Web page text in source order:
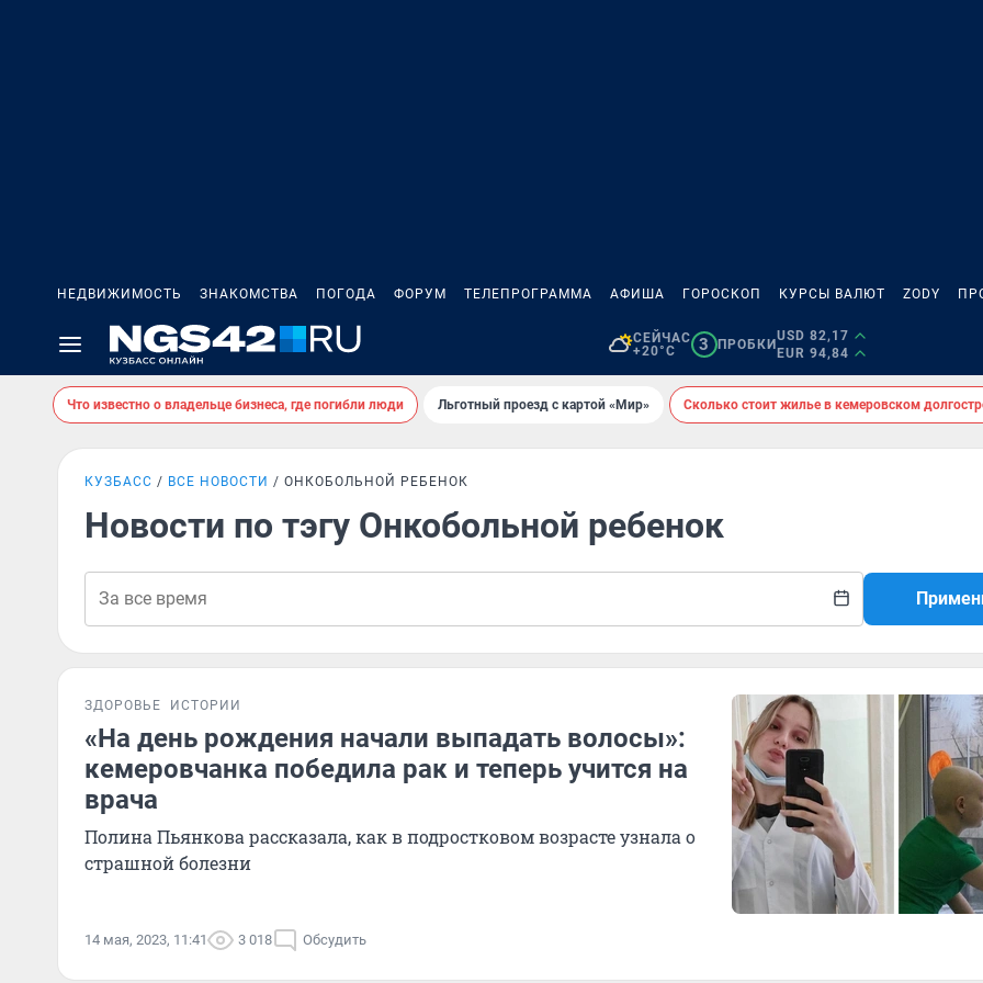
НЕДВИЖИМОСТЬ ЗНАКОМСТВА ПОГОДА ФОРУМ ТЕЛЕПРОГРАММА АФИША ГОРОСКОП КУРСЫ ВАЛЮТ ZODY
СЕЙЧАС
+20°C
3 ПРОБКИ
USD 82,17
EUR 94,84
Что известно о владельце бизнеса, где погибли люди Льготный проезд с картой «Мир» Сколько стоит жилье в кемеровском
КУЗБАСС ВСЕ НОВОСТИ ОНКОБОЛЬНОЙ РЕБЕНОК
Новости по тэгу Онкобольной ребенок
ЗДОРОВЬЕ ИСТОРИИ
«На день рождения начали выпадать волосы»:
кемеровчанка победила рак и теперь учится на
врача
Полина Пьянкова рассказала, как в подростковом возрасте узнала о
страшной болезни
14 мая, 2023, 11:41 3 018 Обсудить